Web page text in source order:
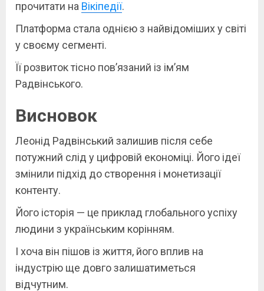
прочитати на Вікіпедії.
Платформа стала однією з найвідоміших у світі
у своєму сегменті.
Її розвиток тісно пов’язаний із ім’ям
Радвінського.
Висновок
Леонід Радвінський залишив після себе
потужний слід у цифровій економіці. Його ідеї
змінили підхід до створення і монетизації
контенту.
Його історія — це приклад глобального успіху
людини з українським корінням.
І хоча він пішов із життя, його вплив на
індустрію ще довго залишатиметься
відчутним.